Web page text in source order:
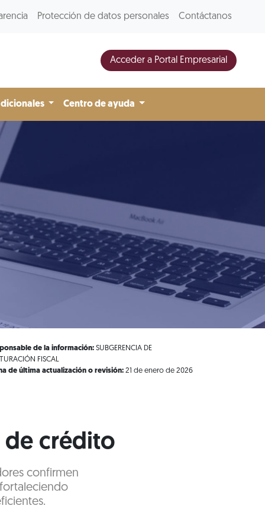
Protección de datos personales Contáctanos
Acceder a Portal Empresarial
Centro de ayuda
de la información: SUBGERENCIA DE
FISCAL
de última actualización o revisión: 21 de enero de 2026
de crédito
confirmen